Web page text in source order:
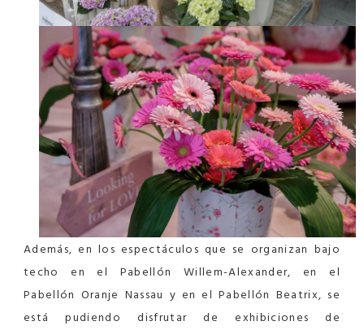
Además, en los espectáculos que se organizan bajo
techo en el Pabellón Willem-Alexander, en el
Pabellón Oranje Nassau y en el Pabellón Beatrix, se
está pudiendo disfrutar de exhibiciones de